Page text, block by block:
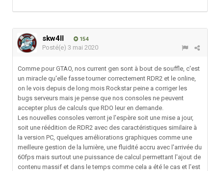
skw4ll 154
Posté(e) 3 mai 2020
Comme pour GTAO, nos current gen sont à bout de souffle, c'est
un miracle qu'elle fasse tourner correctement RDR2 et le online,
on le vois depuis de long mois Rockstar peine a corriger les
bugs serveurs mais je pense que nos consoles ne peuvent
accepter plus de calculs que RDO leur en demande.
Les nouvelles consoles verront je l'espère soit une mise a jour,
soit une réédition de RDR2 avec des caractéristiques similaire à
la version PC, quelques améliorations graphiques comme une
meilleure gestion de la lumière, une fluidité accru avec l'arrivée du
60fps mais surtout une puissance de calcul permettant l'ajout de
contenu massif et dans le temps comme cela a été le cas et l'est